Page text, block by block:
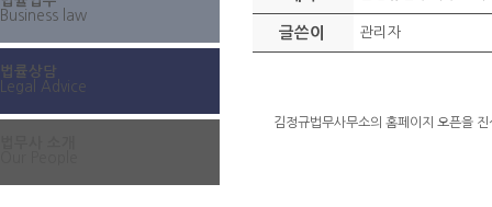
Business law
법률상담
Legal Advice
글쓴이 관리자
김정규법무사무소의 홈페이지 오픈을